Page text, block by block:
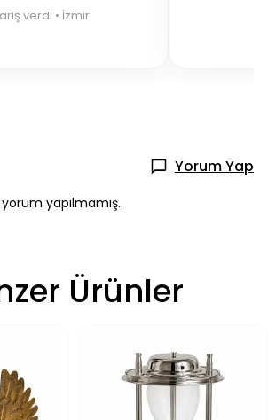
verdi • İzmir
Yorum Yap
yapılmamış.
Ürünler